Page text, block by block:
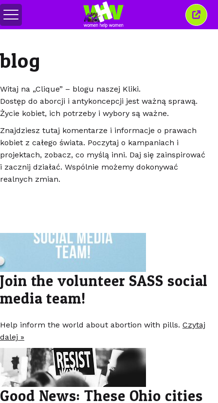
Przełącz
menu
to
blog
Witaj na „Clique” – blogu naszej Kliki.
Dostęp do aborcji i antykoncepcji jest ważną sprawą.
Życie kobiet, ich potrzeby i wybory są ważne.
Znajdziesz tutaj komentarze i informacje o prawach
kobiet z całego świata. Poczytaj o kampaniach i
projektach, zobacz, co myślą inni. Daj się zainspirować
i zacznij działać. Wspólnie możemy dokonywać
realnych zmian.
Join the volunteer SASS social
media team!
Help inform the world about abortion with pills. Czytaj
dalej »
Good News: These Ohio cities